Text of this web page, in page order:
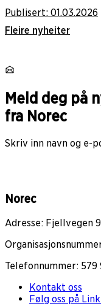
Publisert: 01.03.2026
Fleire nyheiter
Meld deg på
fra Norec
Skriv inn navn og e-
Norec
Adresse: Fjellvegen
Telefonnummer: 579
Kontakt oss
Følg oss på